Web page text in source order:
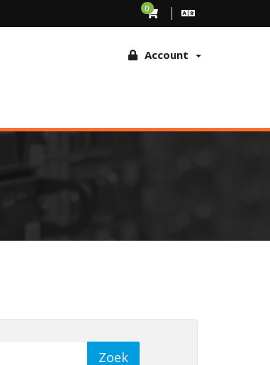
en misbruik te voorkomen. Door verder te surfen op
0
Account